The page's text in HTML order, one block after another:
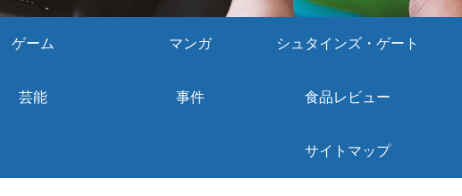
ゲーム マンガ シュタインズ・ゲート
芸能 事件 食品レビュー
サイトマップ